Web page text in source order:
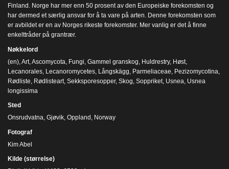
Finland. Norge har mer enn 50 prosent av den Europeiske forekomsten og
har dermed et særlig ansvar for å ta vare på arten. Denne forekomsten som
er avbildet er en av Norges rikeste forekomster. Mer vanlig er det å finne
enkelttråder på grantrær.
Nøkkelord
(en) Art Ascomycota Fungi Gammel granskog Huldrestry, Høst
Lecanorales Lecanoromycetes Långskägg Parmeliaceae Pezizomycotina
Rødliste Rødlisteart Sekksporesopper, Skog Soppriket Usnea Usnea
longissima
Sted
Onsrudvatna, Gjøvik, Oppland, Norway
Fotograf
Kim Abel
Kilde (størrelse)